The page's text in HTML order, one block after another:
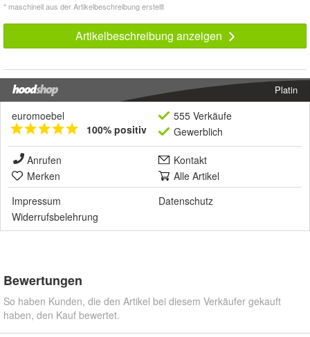
* maschinell aus der Artikelbeschreibung erstellt
Artikelbeschreibung anzeigen
Platin
euromoebel
100% positiv
555 Verkäufe
Gewerblich
Anrufen
Kontakt
Merken
Alle Artikel
Impressum
Datenschutz
Widerrufsbelehrung
Bewertungen
So haben Kunden, die den Artikel bei diesem Verkäufer gekauft
haben, den Kauf bewertet.